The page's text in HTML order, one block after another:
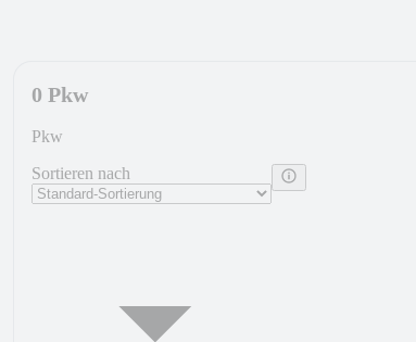
0 Pkw
Pkw
Sortieren nach